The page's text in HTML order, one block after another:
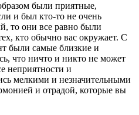
были приятные,
и был кто-то не очень
то они все равно были
кто обычно вас окружает. С
были самые близкие и
что ничто и никто не может
неприятности и
мелкими и незначительными
и отрадой, которые вы